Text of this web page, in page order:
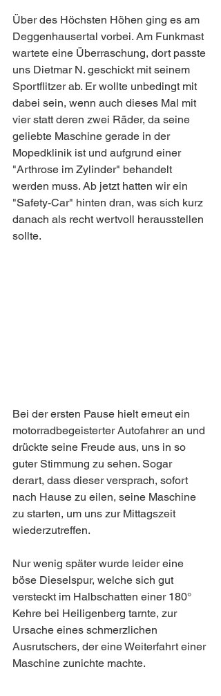
Über des Höchsten Höhen ging es am
Deggenhausertal vorbei. Am Funkmast
wartete eine Überraschung, dort passte
uns Dietmar N. geschickt mit seinem
Sportflitzer ab. Er wollte unbedingt mit
dabei sein, wenn auch dieses Mal mit
vier statt deren zwei Räder, da seine
geliebte Maschine gerade in der
Mopedklinik ist und aufgrund einer
"Arthrose im Zylinder" behandelt
werden muss. Ab jetzt hatten wir ein
"Safety-Car" hinten dran, was sich kurz
danach als recht wertvoll herausstellen
sollte.
Bei der ersten Pause hielt erneut ein
motorradbegeisterter Autofahrer an und
drückte seine Freude aus, uns in so
guter Stimmung zu sehen. Sogar
derart, dass dieser versprach, sofort
nach Hause zu eilen, seine Maschine
zu starten, um uns zur Mittagszeit
wiederzutreffen.
Nur wenig später wurde leider eine
böse Dieselspur, welche sich gut
versteckt im Halbschatten einer 180°
Kehre bei Heiligenberg tarnte, zur
Ursache eines schmerzlichen
Ausrutschers, der eine Weiterfahrt einer
Maschine zunichte machte.